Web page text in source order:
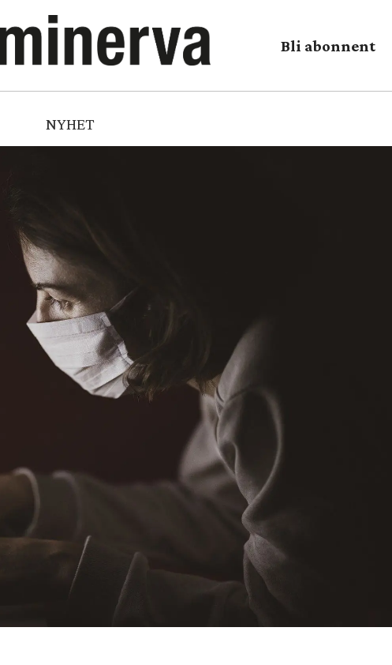
Bli abonnent
NYHET